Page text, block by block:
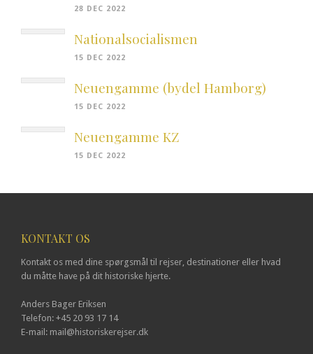
28 DEC 2022
Nationalsocialismen
15 DEC 2022
Neuengamme (bydel Hamborg)
15 DEC 2022
Neuengamme KZ
15 DEC 2022
KONTAKT OS
Kontakt os med dine spørgsmål til rejser, destinationer eller hvad
du måtte have på dit historiske hjerte.
Anders Bager Eriksen
Telefon: +45 20 93 17 14
E-mail: mail@historiskerejser.dk